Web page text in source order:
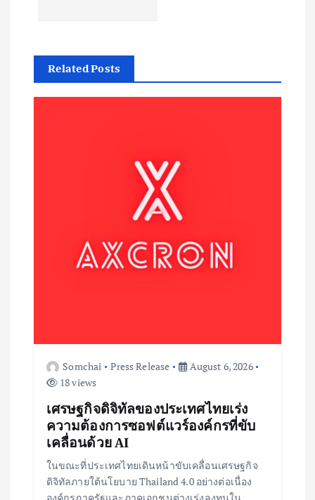
g
a
Related Posts
Somchai Press Release
August 6, 2026
18 views
เศรษฐกิจดิจิทัลของประเทศไทยเร่ง
ความต้องการซอฟต์แวร์องค์กรที่ขับ
เคลื่อนด้วย AI
ในขณะที่ประเทศไทยเดินหน้าขับเคลื่อนเศรษฐกิจ
ดิจิทัลภายใต้นโยบาย Thailand 4.0 อย่างต่อเนื่อง
องค์กรภาครัฐและภาคเอกชนต่างเร่งลงทุนใน